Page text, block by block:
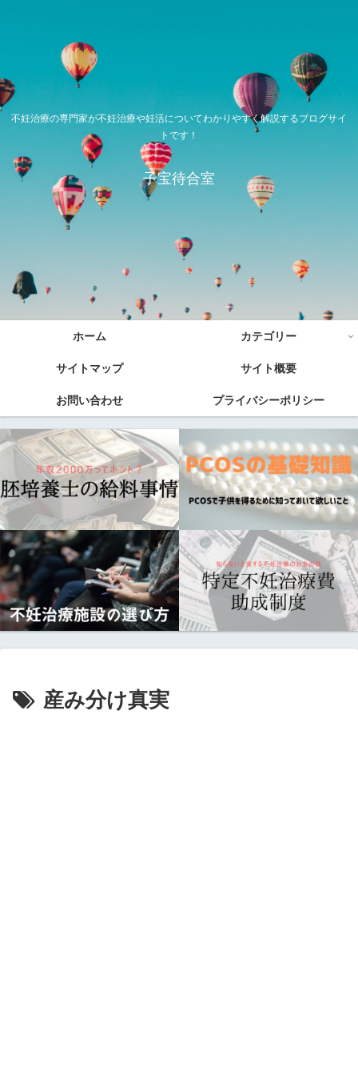
不妊治療の専門家が不妊治療や妊活についてわかりやすく解説するブログサイ
トです！
子宝待合室
ホーム カテゴリー
サイトマップ サイト概要
お問い合わせ プライバシーポリシー
産み分け真実